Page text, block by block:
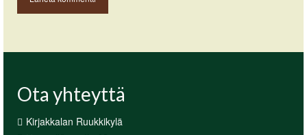
Ota yhteyttä
Kirjakkalan Ruukkikylä